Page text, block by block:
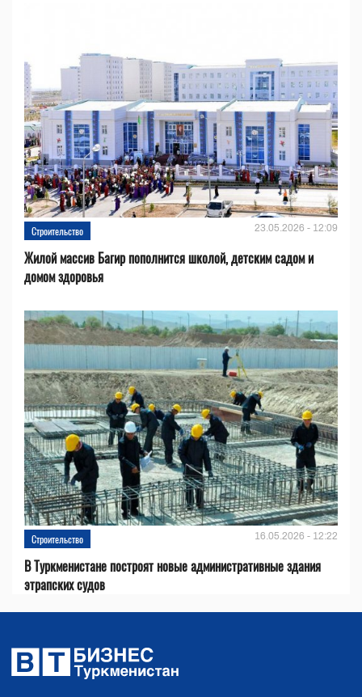
Строительство 23.05.2026 - 12:09
Жилой массив Багир пополнится школой, детским садом и
домом здоровья
Строительство 16.05.2026 - 12:22
В Туркменистане построят новые административные здания
этрапских судов